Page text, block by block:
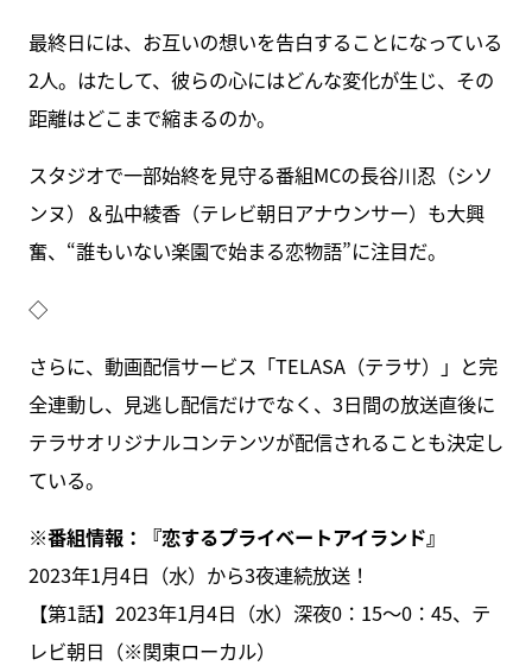
最終日には、お互いの想いを告白することになっている
2人。はたして、彼らの心にはどんな変化が生じ、その
距離はどこまで縮まるのか。
スタジオで一部始終を見守る番組MCの長谷川忍（シソ
ンヌ）＆弘中綾香（テレビ朝日アナウンサー）も大興
奮、“誰もいない楽園で始まる恋物語”に注目だ。
◇
さらに、動画配信サービス「TELASA（テラサ）」と完
全連動し、見逃し配信だけでなく、3日間の放送直後に
テラサオリジナルコンテンツが配信されることも決定し
ている。
※番組情報：『恋するプライベートアイランド』
2023年1月4日（水）から3夜連続放送！
【第1話】2023年1月4日（水）深夜0：15〜0：45、テ
レビ朝日（※関東ローカル）